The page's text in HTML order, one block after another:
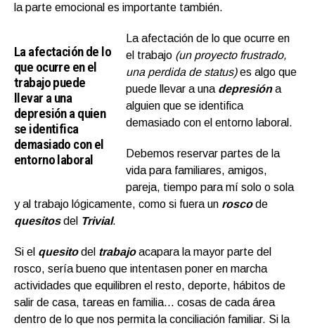
la parte emocional es importante también.
La afectación de lo
que ocurre en el
trabajo puede
llevar a una
depresión a quien
se identifica
demasiado con el
entorno laboral
La afectación de lo que ocurre en
el trabajo (un proyecto frustrado,
una perdida de status)es algo que
puede llevar a una depresión a
alguien que se identifica
demasiado con el entorno laboral.
Debemos reservar partes de la
vida para familiares, amigos,
pareja, tiempo para mí solo o sola
y al trabajo lógicamente, como si fuera un rosco de
quesitosdel Trivial.
Si el quesitodel trabajoacapara la mayor parte del
rosco, sería bueno que intentasen poner en marcha
actividades que equilibren el resto, deporte, hábitos de
salir de casa, tareas en familia… cosas de cada área
dentro de lo que nos permita la conciliación familiar. Si la